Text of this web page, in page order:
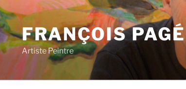
FRANÇOIS PAGÉ
Artiste Peintre